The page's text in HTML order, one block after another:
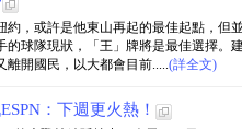
約，或許是他東山再起的最佳起點，但
的球隊現狀，「王」牌將是最佳選擇。
開國民，以大都會目前.....(詳全文)
：下週更火熱！